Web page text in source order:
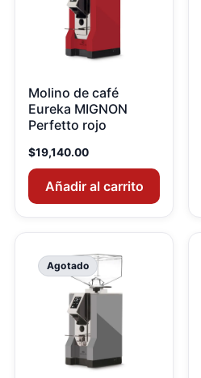
Molino de café
Eureka MIGNON
Perfetto rojo
$19,140.00
Añadir al carrito
Agotado